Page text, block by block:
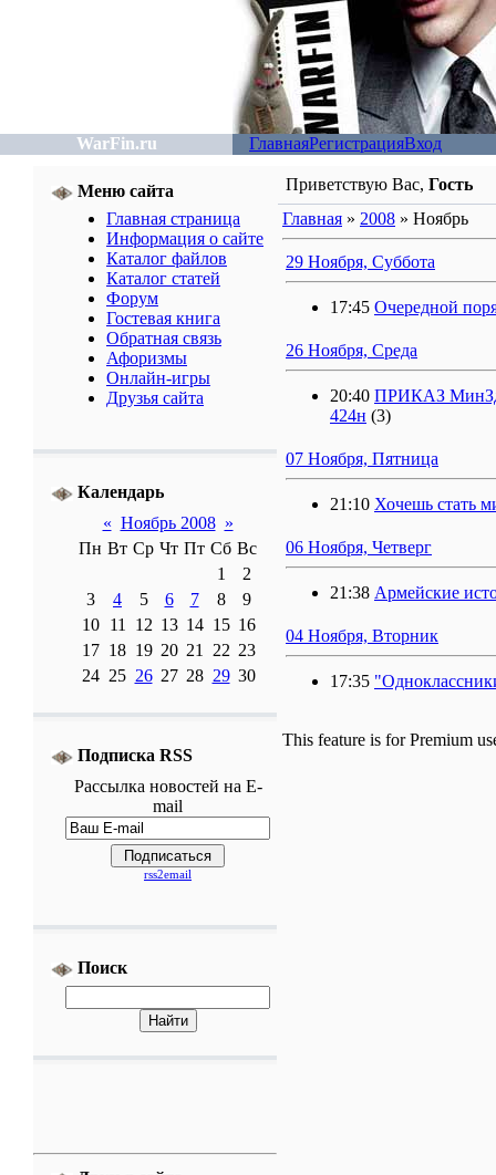
WarFin.ru ГлавнаяРегистрацияВход
Меню сайта
Главная страница
Информация о сайте
Каталог файлов
Каталог статей
Форум
Гостевая книга
Обратная связь
Афоризмы
Онлайн-игры
Друзья сайта
Календарь
« Ноябрь 2008 »
Пн Вт Ср Чт Пт Сб Вс
1
2
3
4 5 6 7 8
9
10
11 12 13 14 15 16
17 18 19 20 21 22 23
24 25 26 27 28 29 30
Подписка RSS
Рассылка новостей на E-
mail
rss2email
Поиск
Приветствую Вас, Гость
Главная » 2008 » Ноябрь
29 Ноября, Суббота
17:45 Очередной
26 Ноября, Среда
20:40 ПРИКАЗ
424н (3)
07 Ноября, Пятница
21:10 Хочешь стать
06 Ноября, Четверг
21:38 Армейские
04 Ноября, Вторник
17:35
This feature is for Premium